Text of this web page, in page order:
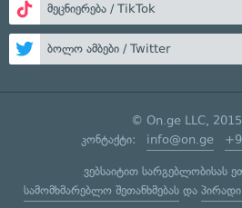
მეცნიერება / TikTok
ბოლო ამბები / Twitter
© On.ge LLC,
კონტაქტი: info@on.ge
ვებსაიტით სარგებლობისას
სამომხმარებლო შეთანხმებასდა